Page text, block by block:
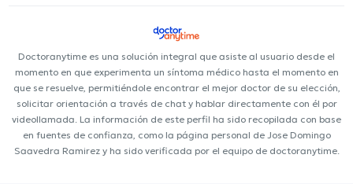
Doctoranytime es una solución integral que asiste al usuario desde el
momento en que experimenta un síntoma médico hasta el momento en
que se resuelve, permitiéndole encontrar el mejor doctor de su elección,
solicitar orientación a través de chat y hablar directamente con él por
videollamada. La información de este perfil ha sido recopilada con base
en fuentes de confianza, como la página personal de Jose Domingo
Saavedra Ramirez y ha sido verificada por el equipo de doctoranytime.